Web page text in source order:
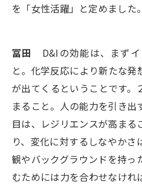
を「女性活躍」と定めました。
冨田
D&Iの効能は、まず
と。化学反応により新たな
が出てくるということです。
まること。人の能力を引き
目は、レジリエンスが高まる
り、変化に対するしなやか
観やバックグラウンドを持っ
むためには力を合わせなけれ